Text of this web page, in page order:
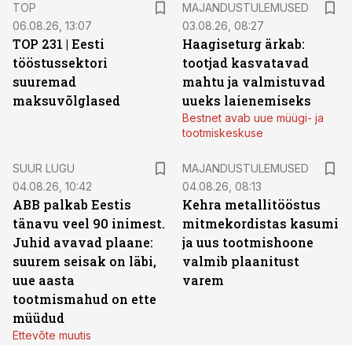
TOP
06.08.26, 13:07
TOP 231 | Eesti
tööstussektori
suuremad
maksuvõlglased
MAJANDUSTULEMUSED
03.08.26, 08:27
Haagiseturg ärkab:
tootjad kasvatavad
mahtu ja valmistuvad
uueks laienemiseks
Bestnet avab uue müügi- ja
tootmiskeskuse
SUUR LUGU
04.08.26, 10:42
ABB palkab Eestis
tänavu veel 90 inimest.
Juhid avavad plaane:
suurem seisak on läbi,
uue aasta
tootmismahud on ette
müüdud
Ettevõte muutis
MAJANDUSTULEMUSED
04.08.26, 08:13
Kehra metallitööstus
mitmekordistas kasumi
ja uus tootmishoone
valmib plaanitust
varem